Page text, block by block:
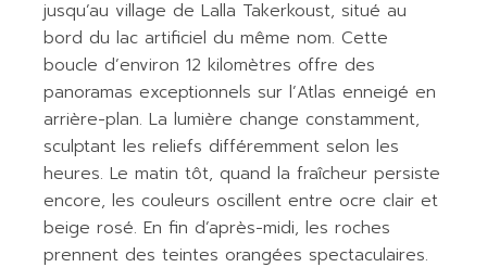
jusqu’au village de Lalla Takerkoust, situé au
bord du lac artificiel du même nom. Cette
boucle d’environ 12 kilomètres offre des
panoramas exceptionnels sur l’Atlas enneigé en
arrière-plan. La lumière change constamment,
sculptant les reliefs différemment selon les
heures. Le matin tôt, quand la fraîcheur persiste
encore, les couleurs oscillent entre ocre clair et
beige rosé. En fin d’après-midi, les roches
prennent des teintes orangées spectaculaires.